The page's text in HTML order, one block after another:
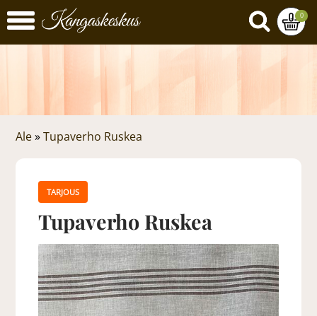
0
Ale »Tupaverho Ruskea
TARJOUS
Tupaverho Ruskea